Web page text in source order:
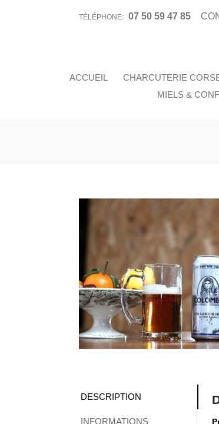
TÉLÉPHONE: 07 50 59 47 85
ACCUEIL CHARCUTERIE
MIELS &
DESCRIPTION
INFORMATIONS